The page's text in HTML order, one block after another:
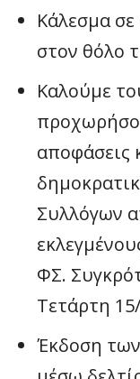
Κάλεσμα
στον θόλο
Καλούμε
αποφάσεις
Συλλόγων
ΦΣ.
Τετάρτη
Έκδοση